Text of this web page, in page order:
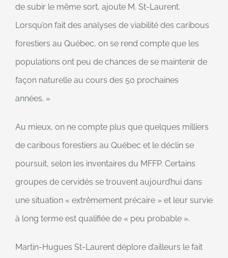
de subir le même sort, ajoute M. St-Laurent.
Lorsqu’on fait des analyses de viabilité des caribous
forestiers au Québec, on se rend compte que les
populations ont peu de chances de se maintenir de
façon naturelle au cours des 50 prochaines
années. »
Au mieux, on ne compte plus que quelques milliers
de caribous forestiers au Québec et le déclin se
poursuit, selon les inventaires du MFFP. Certains
groupes de cervidés se trouvent aujourd’hui dans
une situation « extrêmement précaire » et leur survie
à long terme est qualifiée de « peu probable ».
Martin-Hugues St-Laurent déplore d’ailleurs le fait